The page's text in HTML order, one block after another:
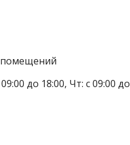
помещений
до 18:00, Чт: с 09:00 до